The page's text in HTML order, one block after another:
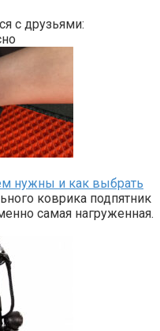
с друзьями:
нужны и как выбрать
коврика подпятник
самая нагруженная.